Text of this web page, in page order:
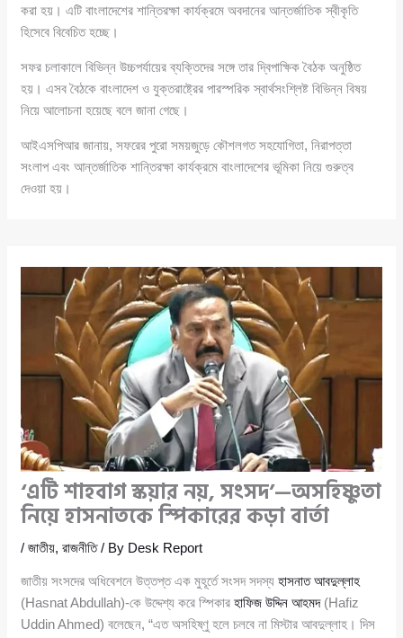
করা হয়। এটি বাংলাদেশের শান্তিরক্ষা কার্যক্রমে অবদানের আন্তর্জাতিক স্বীকৃতি
হিসেবে বিবেচিত হচ্ছে।
সফর চলাকালে বিভিন্ন উচ্চপর্যায়ের ব্যক্তিদের সঙ্গে তার দ্বিপাক্ষিক বৈঠক অনুষ্ঠিত
হয়। এসব বৈঠকে বাংলাদেশ ও যুক্তরাষ্ট্রের পারস্পরিক স্বার্থসংশ্লিষ্ট বিভিন্ন বিষয়
নিয়ে আলোচনা হয়েছে বলে জানা গেছে।
আইএসপিআর জানায়, সফরের পুরো সময়জুড়ে কৌশলগত সহযোগিতা, নিরাপত্তা
সংলাপ এবং আন্তর্জাতিক শান্তিরক্ষা কার্যক্রমে বাংলাদেশের ভূমিকা নিয়ে গুরুত্ব
দেওয়া হয়।
‘এটি শাহবাগ স্কয়ার নয়, সংসদ’—অসহিষ্ণুতা
নিয়ে হাসনাতকে স্পিকারের কড়া বার্তা
/জাতীয়,রাজনীতি/ By Desk Report
জাতীয় সংসদের অধিবেশনে উত্তপ্ত এক মুহূর্তে সংসদ সদস্যহাসনাত আবদুল্লাহ
(Hasnat Abdullah)-কে উদ্দেশ্য করে স্পিকারহাফিজ উদ্দিন আহমদ(Hafiz
Uddin Ahmed) বলেছেন, “এত অসহিষ্ণু হলে চলবে না মিস্টার আবদুল্লাহ। দিস